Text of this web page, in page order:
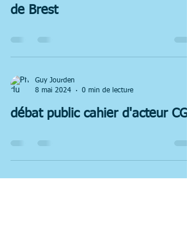
de Brest
Guy Jourden
8 mai 2024
0 min de lecture
débat public cahier d'acteur